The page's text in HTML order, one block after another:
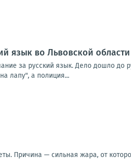
язык во Львовской области
за русский язык. Дело дошло до
лапу", а полиция...
Причина — сильная жара, от